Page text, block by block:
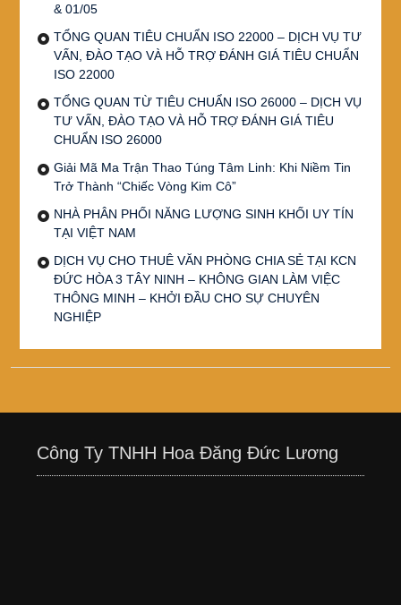
& 01/05
TỔNG QUAN TIÊU CHUẨN ISO 22000 – DỊCH VỤ TƯ
VẤN, ĐÀO TẠO VÀ HỖ TRỢ ĐÁNH GIÁ TIÊU CHUẨN
ISO 22000
TỔNG QUAN TỪ TIÊU CHUẨN ISO 26000 – DỊCH VỤ
TƯ VẤN, ĐÀO TẠO VÀ HỖ TRỢ ĐÁNH GIÁ TIÊU
CHUẨN ISO 26000
Giải Mã Ma Trận Thao Túng Tâm Linh: Khi Niềm Tin
Trở Thành “Chiếc Vòng Kim Cô”
NHÀ PHÂN PHỐI NĂNG LƯỢNG SINH KHỐI UY TÍN
TẠI VIỆT NAM
DỊCH VỤ CHO THUÊ VĂN PHÒNG CHIA SẺ TẠI KCN
ĐỨC HÒA 3 TÂY NINH – KHÔNG GIAN LÀM VIỆC
THÔNG MINH – KHỞI ĐẦU CHO SỰ CHUYÊN
NGHIỆP
Công Ty TNHH Hoa Đăng Đức Lương